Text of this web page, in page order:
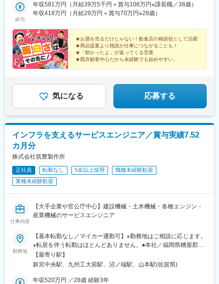
町駅■北海道支店／北海道札幌市中央区南5条西2-1-5最寄り駅：す
すきの駅★「営業事務」として採用※勤務地は、適性エリアと自宅
給与
年収581万円（月給39万5千円＋賞与106万円※課長職／38歳）
年収418万円（月給29万円＋賞与70万円※28歳）
★お酒を売るだけじゃない！飲食店の相談役として活躍
★商品提案より雑談が仕事につながることも！
★「助かったよ」が返ってくる営業
★既存顧客中心だから未経験でも始めやすい
気になる 応募する
インフラを支えるサービスエンジニア／賞与実績7.52
カ月分
株式会社筑豊製作所
正社員 転勤なし 5名以上採用
職種未経験歓迎
業種未経験歓迎
仕事内容
【大手企業や官公庁中心】建設機械・土木機械・各種エンジン・
産業機械のサービスエンジニア
勤務地
【基本転勤なし／マイカー通勤可】※勤務地はご相談に応じます。
※転居を伴う転勤はほとんどありません。●本社／福岡県糟屋郡新
宮町的野741-1アクセス：古賀ICから久山方面に車で5分、福工大
前からバスで20分●北九州支店／福岡県北九州市戸畑区中原46-
／佐賀県唐津市山本字ニ反古川1294 ※新工場！アクセス：山本
【最寄り駅】
新宮中央駅、九州工大前駅、沼ノ端駅、山本駅(佐賀県)
年収520万円 ／28歳 経験3年